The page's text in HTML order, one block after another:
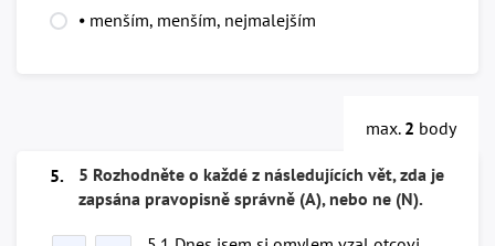
⦁ menším, menším, nejmalejším
max. 2 body
5.
5 Rozhodněte o každé z následujících vět, zda je
zapsána pravopisně správně (A), nebo ne (N).